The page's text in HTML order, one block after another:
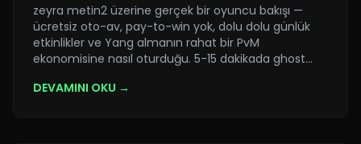
zeyra metin2 üzerine gerçek bir oyuncu bakışı —
ücretsiz oto-av, pay-to-win yok, dolu dolu günlük
etkinlikler ve Yang almanın rahat bir PvM
ekonomisine nasıl oturduğu. 5-15 dakikada ghost…
DEVAMINI OKU →